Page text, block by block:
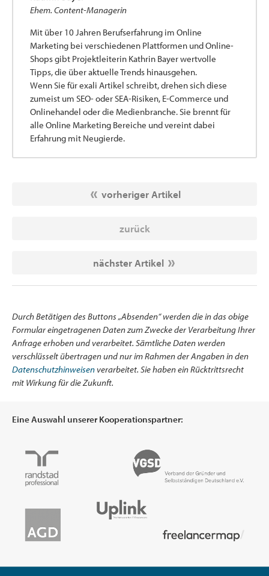
Ehem. Content-Managerin
Mit über 10 Jahren Berufserfahrung im Online
Marketing bei verschiedenen Plattformen und Online-
Shops gibt Projektleiterin Kathrin Bayer wertvolle
Tipps, die über aktuelle Trends hinausgehen.
Wenn Sie für exali Artikel schreibt, drehen sich diese
zumeist um SEO- oder SEA-Risiken, E-Commerce und
Onlinehandel oder die Medienbranche. Sie brennt für
alle Online Marketing Bereiche und vereint dabei
Erfahrung mit Neugierde.
vorheriger Artikel
zurück
nächster Artikel
Durch Betätigen des Buttons „Absenden“ werden die in das obige
Formular eingetragenen Daten zum Zwecke der Verarbeitung Ihrer
Anfrage erhoben und verarbeitet. Sämtliche Daten werden
verschlüsselt übertragen und nur im Rahmen der Angaben in den
Datenschutzhinweisenverarbeitet. Sie haben ein Rücktrittsrecht
mit Wirkung für die Zukunft.
Eine Auswahl unserer Kooperationspartner: